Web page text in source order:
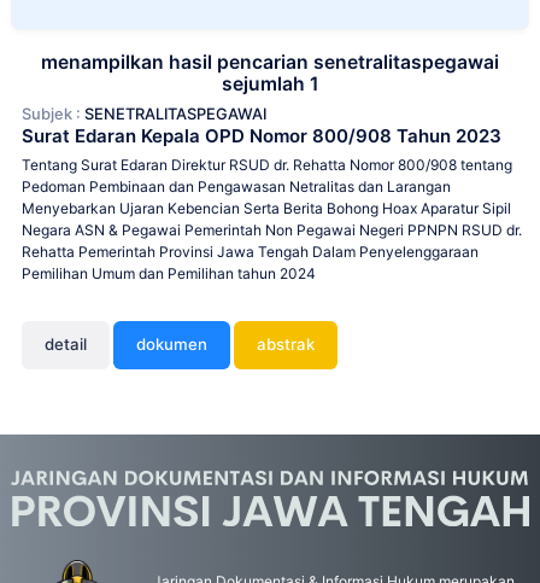
menampilkan hasil pencarian senetralitaspegawai
sejumlah 1
Subjek : SENETRALITASPEGAWAI
Surat Edaran Kepala OPD Nomor 800/908 Tahun 2023
Tentang Surat Edaran Direktur RSUD dr. Rehatta Nomor 800/908 tentang
Pedoman Pembinaan dan Pengawasan Netralitas dan Larangan
Menyebarkan Ujaran Kebencian Serta Berita Bohong Hoax Aparatur Sipil
Negara ASN & Pegawai Pemerintah Non Pegawai Negeri PPNPN RSUD dr.
Rehatta Pemerintah Provinsi Jawa Tengah Dalam Penyelenggaraan
Pemilihan Umum dan Pemilihan tahun 2024
detail dokumen abstrak